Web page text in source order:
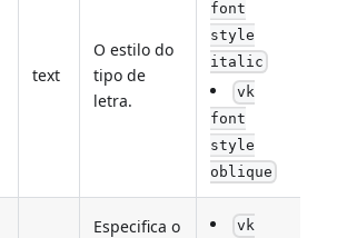
text
O estilo do
tipo de
letra.
font
style
italic
vk
font
style
oblique
Especifica o
vk